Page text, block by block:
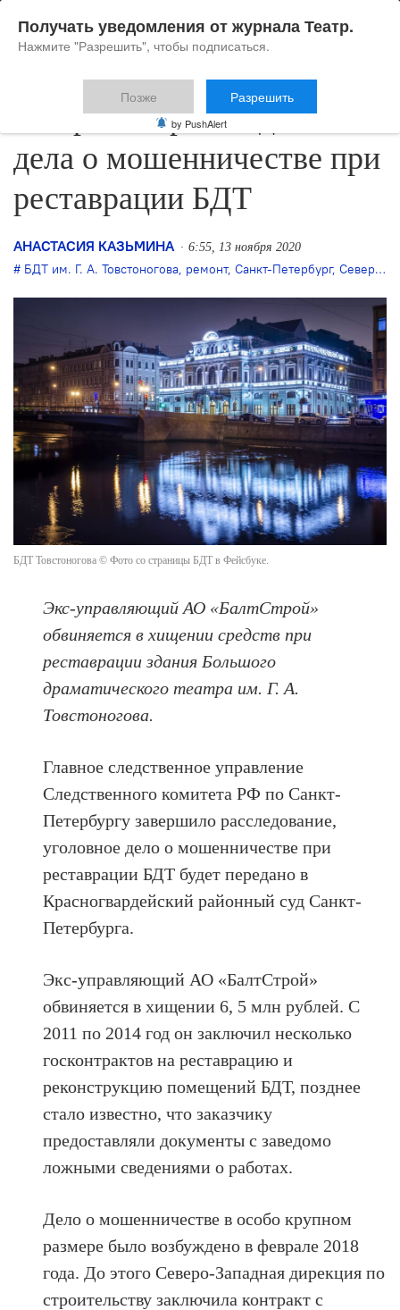
Завершено расследование
дела о мошенничестве при
реставрации БДТ
АНАСТАСИЯ КАЗЬМИНА 6:55, 13 ноября 2020
БДТ им. Г. А. Товстоногова, ремонт, Санкт-Петербург, Северо-Западная дирекция
БДТ Товстоногова © Фото со страницы БДТ в Фейсбуке.
Экс-управляющий АО «БалтСтрой»
обвиняется в хищении средств при
реставрации здания Большого
драматического театра им. Г. А.
Товстоногова.
Главное следственное управление
Следственного комитета РФ по Санкт-
Петербургу завершило расследование,
уголовное дело о мошенничестве при
реставрации БДТ будет передано в
Красногвардейский районный суд Санкт-
Петербурга.
Экс-управляющий АО «БалтСтрой»
обвиняется в хищении 6, 5 млн рублей. С
2011 по 2014 год он заключил несколько
госконтрактов на реставрацию и
реконструкцию помещений БДТ, позднее
стало известно, что заказчику
предоставляли документы с заведомо
ложными сведениями о работах.
Дело о мошенничестве в особо крупном
размере было возбуждено в феврале 2018
года. До этого Северо-Западная дирекция по
строительству заключила контракт с
Получать уведомления от журнала Театр.
Нажмите "Разрешить", чтобы подписаться.
Позже Разрешить
by PushAlert